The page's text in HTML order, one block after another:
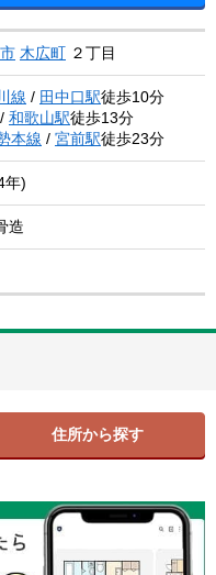
木広町 ２丁目
線 / 田中口駅徒歩10分
/ 和歌山駅徒歩13分
本線 / 宮前駅徒歩23分
年)
造
住所から探す